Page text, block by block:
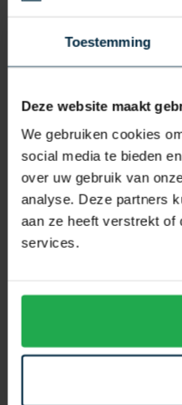
Toestemming
Deze website maakt
We gebruiken cookies
social media te bieden
over uw gebruik van
analyse. Deze partners
aan ze heeft verstrekt of
services.
Profuomo
€ 129,95 -